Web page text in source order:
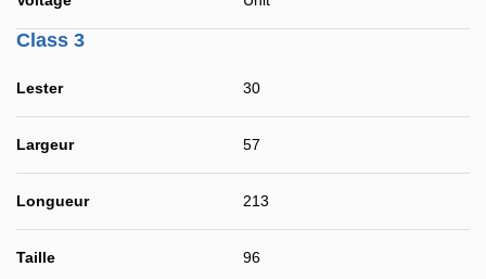
Class 3
Lester 30
Largeur 57
Longueur 213
Taille 96